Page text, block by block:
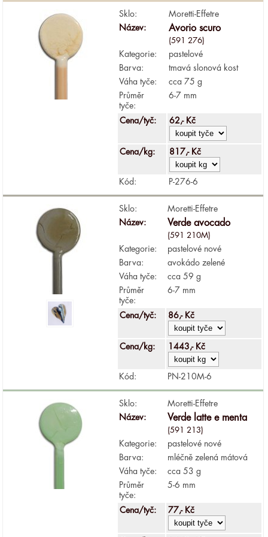
Sklo:
Moretti-Effetre
Název:
Avorio scuro
(591 276)
Kategorie:
pastelové
Barva:
tmavá slonová kost
Váha tyče:
cca 75 g
Průměr
tyče:
6-7 mm
Cena/tyč: 62,- Kč
Cena/kg: 817,- Kč
Kód: P-276-6
Sklo:
Moretti-Effetre
Název:
Verde avocado
(591 210M)
Kategorie:
pastelové nové
Barva:
avokádo zelené
Váha tyče:
cca 59 g
Průměr
tyče:
6-7 mm
Cena/tyč: 86,- Kč
Cena/kg: 1443,- Kč
Kód: PN-210M-6
Sklo:
Moretti-Effetre
Název:
Verde latte e menta
(591 213)
Kategorie:
pastelové nové
Barva:
mléčně zelená mátová
Váha tyče:
cca 53 g
Průměr
tyče:
5-6 mm
Cena/tyč: 77,- Kč